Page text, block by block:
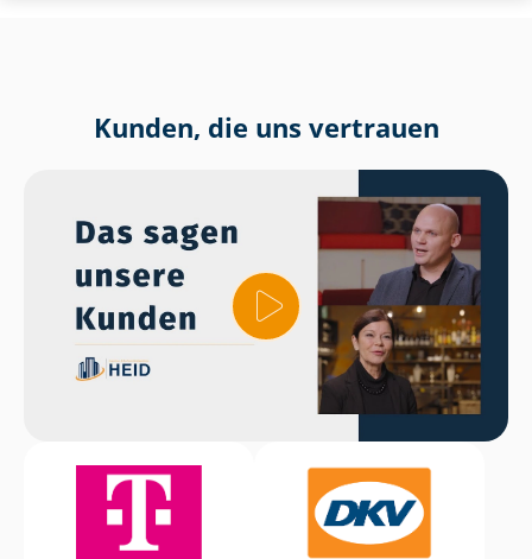
Kunden, die uns vertrauen